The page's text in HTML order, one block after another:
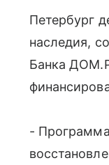
Петербург
наследия,
Банка
- Программа